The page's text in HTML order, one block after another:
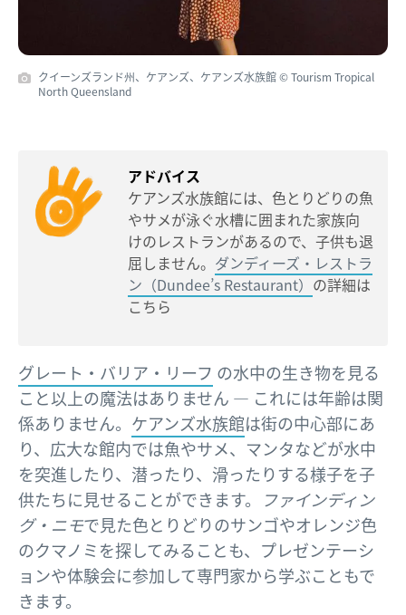
クイーンズランド州、ケアンズ、ケアンズ水族館 © Tourism Tropical
North Queensland
アドバイス
ケアンズ水族館には、色とりどりの魚
やサメが泳ぐ水槽に囲まれた家族向
けのレストランがあるので、子供も退
屈しません。 ダンディーズ・レストラ
ン（Dundee’s Restaurant） の詳細は
こちら
グレート・バリア・リーフ の水中の生き物を見る
こと以上の魔法はありません — これには年齢は関
係ありません。 ケアンズ水族館は街の中心部にあ
り、広大な館内では魚やサメ、マンタなどが水中
を突進したり、潜ったり、滑ったりする様子を子
供たちに見せることができます。 ファインディン
グ・ニモで見た色とりどりのサンゴやオレンジ色
のクマノミを探してみることも、プレゼンテーシ
ョンや体験会に参加して専門家から学ぶこともで
きます。